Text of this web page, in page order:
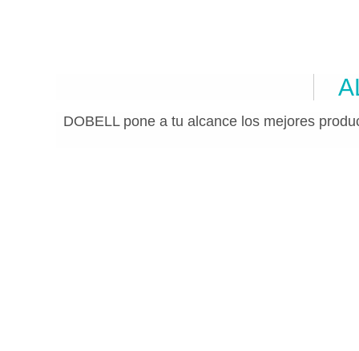
DOBELL pone a tu alcance los mejores